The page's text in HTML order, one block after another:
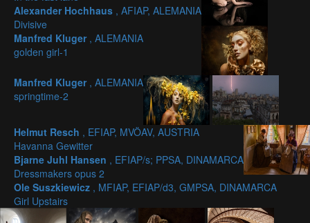
Alexander Hochhaus , AFIAP, ALEMANIA
Divisive
Manfred Kluger , ALEMANIA
golden girl-1
Manfred Kluger , ALEMANIA
springtime-2
Helmut Resch , EFIAP, MVÖAV, AUSTRIA
Havanna Gewitter
Bjarne Juhl Hansen , EFIAP/s; PPSA, DINAMARCA
Dressmakers opus 2
Ole Suszkiewicz , MFIAP, EFIAP/d3, GMPSA, DINAMARCA
Girl Upstairs